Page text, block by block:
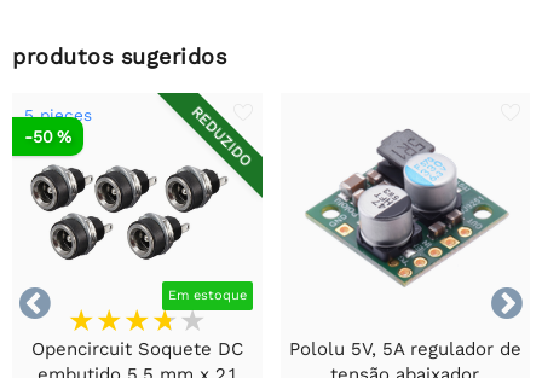
produtos sugeridos


REDUZIDO
5 pieces
Em estoque
-50 %
Opencircuit Soquete DC
Pololu 5V, 5A regulador de